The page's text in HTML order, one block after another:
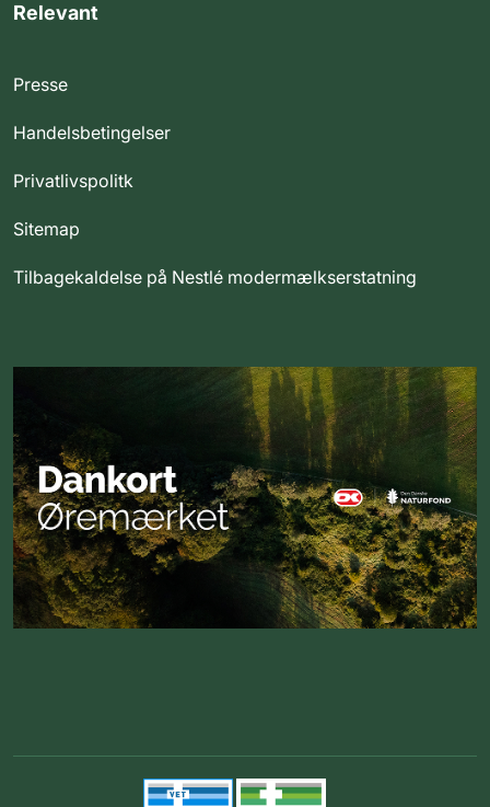
Relevant
Presse
Handelsbetingelser
Privatlivspolitk
Sitemap
Tilbagekaldelse på Nestlé modermælkserstatning